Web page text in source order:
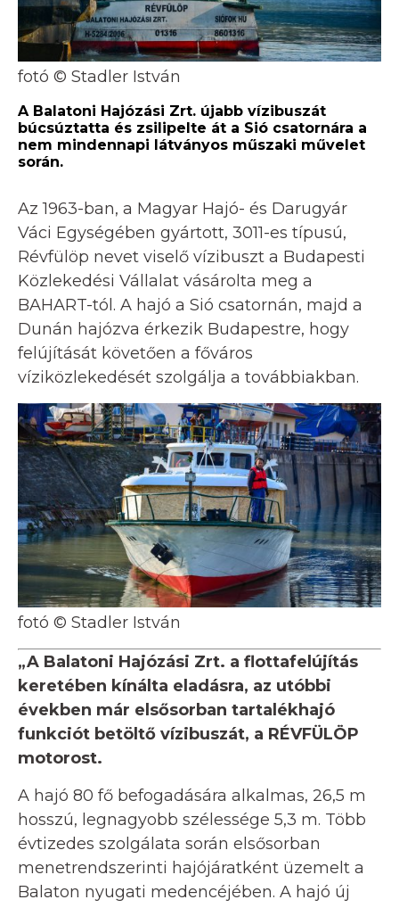
fotó © Stadler István
A Balatoni Hajózási Zrt. újabb vízibuszát
búcsúztatta és zsilipelte át a Sió csatornára a
nem mindennapi látványos műszaki művelet
során.
Az 1963-ban, a Magyar Hajó- és Darugyár
Váci Egységében gyártott, 3011-es típusú,
Révfülöp nevet viselő vízibuszt a Budapesti
Közlekedési Vállalat vásárolta meg a
BAHART-tól. A hajó a Sió csatornán, majd a
Dunán hajózva érkezik Budapestre, hogy
felújítását követően a főváros
víziközlekedését szolgálja a továbbiakban.
fotó © Stadler István
„A Balatoni Hajózási Zrt. a flottafelújítás
keretében kínálta eladásra, az utóbbi
években már elsősorban tartalékhajó
funkciót betöltő vízibuszát, a RÉVFÜLÖP
motorost.
A hajó 80 fő befogadására alkalmas, 26,5 m
hosszú, legnagyobb szélessége 5,3 m. Több
évtizedes szolgálata során elsősorban
menetrendszerinti hajójáratként üzemelt a
Balaton nyugati medencéjében. A hajó új